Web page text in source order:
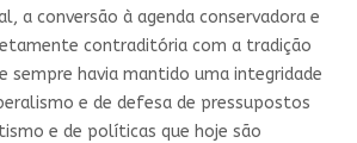
a conversão à agenda conservadora e
contraditória com a tradição
sempre havia mantido uma integridade
e de defesa de pressupostos
e de políticas que hoje são